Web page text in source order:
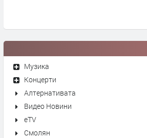
Музика
Концерти
Алтернативата
Видео Новини
eTV
Смолян